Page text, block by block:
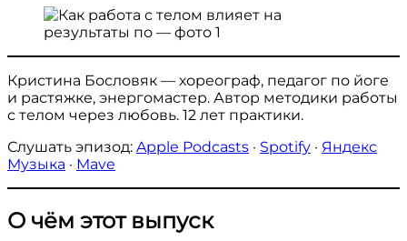
Кристина Бословяк — хореограф, педагог по йоге
и растяжке, энергомастер. Автор методики работы
с телом через любовь. 12 лет практики.
Слушать эпизод: Apple Podcasts · Spotify · Яндекс
Музыка · Mave
О чём этот выпуск